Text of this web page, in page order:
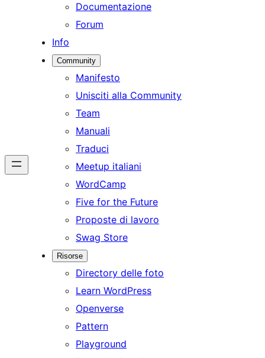
Documentazione
Forum
Info
Community
Manifesto
Unisciti alla Community
Team
Manuali
Traduci
Meetup italiani
WordCamp
Five for the Future
Proposte di lavoro
Swag Store
Risorse
Directory delle foto
Learn WordPress
Openverse
Pattern
Playground